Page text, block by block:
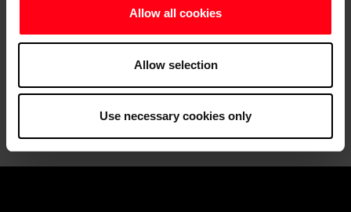
Allow all cookies
Allow selection
Use necessary cookies only